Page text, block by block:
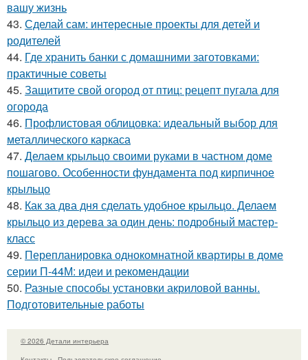
вашу жизнь
43. Сделай сам: интересные проекты для детей и
родителей
44. Где хранить банки с домашними заготовками:
практичные советы
45. Защитите свой огород от птиц: рецепт пугала для
огорода
46. Профлистовая облицовка: идеальный выбор для
металлического каркаса
47. Делаем крыльцо своими руками в частном доме
пошагово. Особенности фундамента под кирпичное
крыльцо
48. Как за два дня сделать удобное крыльцо. Делаем
крыльцо из дерева за один день: подробный мастер-
класс
49. Перепланировка однокомнатной квартиры в доме
серии П-44М: идеи и рекомендации
50. Разные способы установки акриловой ванны.
Подготовительные работы
© 2026 Детали интерьера